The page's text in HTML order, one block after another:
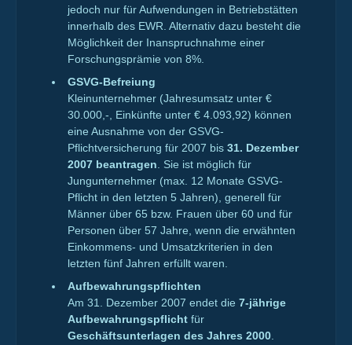
jedoch nur für Aufwendungen in Betriebstätten
innerhalb des EWR. Alternativ dazu besteht die
Möglichkeit der Inanspruchnahme einer
Forschungsprämie von 8%.
GSVG-Befreiung
Kleinunternehmer (Jahresumsatz unter €
30.000,-, Einkünfte unter € 4.093,92) können
eine Ausnahme von der GSVG-
Pflichtversicherung für 2007 bis 31. Dezember
2007 beantragen . Sie ist möglich für
Jungunternehmer (max. 12 Monate GSVG-
Pflicht in den letzten 5 Jahren), generell für
Männer über 65 bzw. Frauen über 60 und für
Personen über 57 Jahre, wenn die erwähnten
Einkommens- und Umsatzkriterien in den
letzten fünf Jahren erfüllt waren.
Aufbewahrungspflichten
Am 31. Dezember 2007 endet die 7-jährige
Aufbewahrungspflicht für
Geschäftsunterlagen des Jahres 2000